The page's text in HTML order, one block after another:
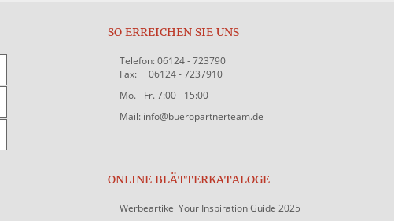
SO ERREICHEN SIE UNS
Telefon: 06124 - 723790
Fax: 06124 - 7237910
Mo. - Fr. 7:00 - 15:00
Mail: info@bueropartnerteam.de
ONLINE BLÄTTERKATALOGE
Werbeartikel Your Inspiration Guide 2025